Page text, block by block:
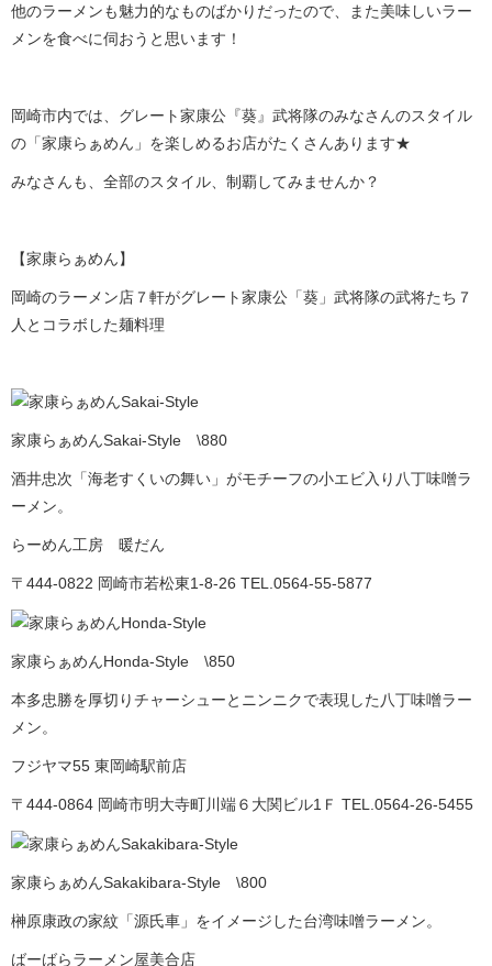
他のラーメンも魅力的なものばかりだったので、また美味しいラー
メンを食べに伺おうと思います！
岡崎市内では、グレート家康公『葵』武将隊のみなさんのスタイル
の「家康らぁめん」を楽しめるお店がたくさんあります★
みなさんも、全部のスタイル、制覇してみませんか？
【家康らぁめん】
岡崎のラーメン店７軒がグレート家康公「葵」武将隊の武将たち７
人とコラボした麺料理
家康らぁめんSakai-Style \880
酒井忠次「海老すくいの舞い」がモチーフの小エビ入り八丁味噌ラ
ーメン。
らーめん工房 暖だん
〒444-0822 岡崎市若松東1-8-26 TEL.0564-55-5877
家康らぁめんHonda-Style \850
本多忠勝を厚切りチャーシューとニンニクで表現した八丁味噌ラー
メン。
フジヤマ55 東岡崎駅前店
〒444-0864 岡崎市明大寺町川端６大関ビル1Ｆ TEL.0564-26-5455
家康らぁめんSakakibara-Style \800
榊原康政の家紋「源氏車」をイメージした台湾味噌ラーメン。
ばーばらラーメン屋美合店